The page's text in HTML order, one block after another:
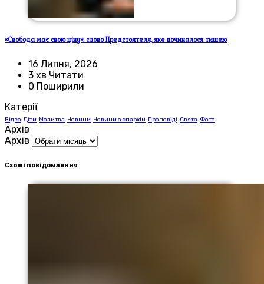
«Свобода має свою ціну»: слово Предстоятеля, яке починалося тишею
16 Липня, 2026
3 хв Читати
0 Поширили
Катерії
Відео Діти Молитва Новини Новини з єпархій Проповіді Свята Фото
Архів
Архів
Схожі повідомлення